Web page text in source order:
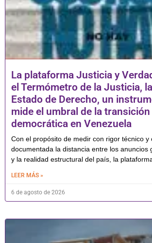
La plataforma Justicia y
el Termómetro de la Justicia,
Estado de Derecho, un
mide el umbral de la transición
democrática en Venezuela
Con el propósito de medir con rigor técnico y
documentada la distancia entre los anuncios
y la realidad estructural del país, la
LEER MÁS »
6 de agosto de 2026